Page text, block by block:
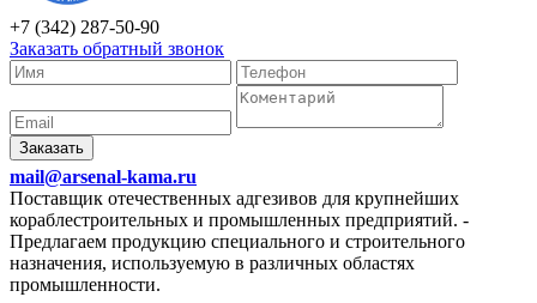
+7 (342) 287-50-90
Заказать обратный звонок
Заказать
mail@arsenal-kama.ru
Поставщик отечественных адгезивов для крупнейших
кораблестроительных и промышленных предприятий. -
Предлагаем продукцию специального и строительного
назначения, используемую в различных областях
промышленности.